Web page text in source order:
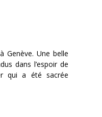
Genève. Une belle
dans l’espoir de
qui a été sacrée